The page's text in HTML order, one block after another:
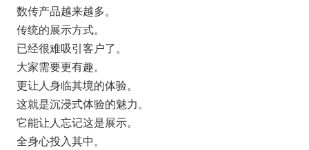
数传产品越来越多。
传统的展示方式。
已经很难吸引客户了。
大家需要更有趣。
更让人身临其境的体验。
这就是沉浸式体验的魅力。
它能让人忘记这是展示。
全身心投入其中。